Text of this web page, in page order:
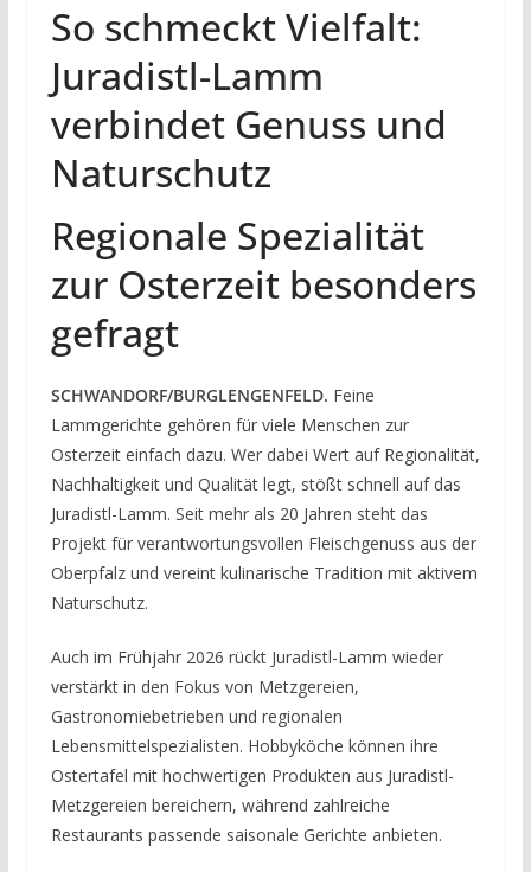
So schmeckt Vielfalt:
Juradistl-Lamm
verbindet Genuss und
Naturschutz
Regionale Spezialität
zur Osterzeit besonders
gefragt
SCHWANDORF/BURGLENGENFELD. Feine
Lammgerichte gehören für viele Menschen zur
Osterzeit einfach dazu. Wer dabei Wert auf Regionalität,
Nachhaltigkeit und Qualität legt, stößt schnell auf das
Juradistl-Lamm. Seit mehr als 20 Jahren steht das
Projekt für verantwortungsvollen Fleischgenuss aus der
Oberpfalz und vereint kulinarische Tradition mit aktivem
Naturschutz.
Auch im Frühjahr 2026 rückt Juradistl-Lamm wieder
verstärkt in den Fokus von Metzgereien,
Gastronomiebetrieben und regionalen
Lebensmittelspezialisten. Hobbyköche können ihre
Ostertafel mit hochwertigen Produkten aus Juradistl-
Metzgereien bereichern, während zahlreiche
Restaurants passende saisonale Gerichte anbieten.